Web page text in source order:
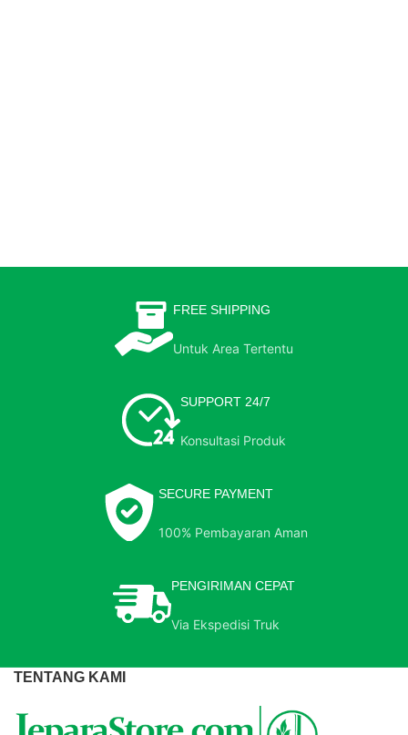
FREE SHIPPING
Untuk Area Tertentu
SUPPORT 24/7
Konsultasi Produk
SECURE PAYMENT
100% Pembayaran Aman
PENGIRIMAN CEPAT
Via Ekspedisi Truk
TENTANG KAMI